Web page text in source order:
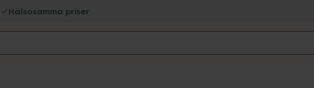
Hälsosamma priser